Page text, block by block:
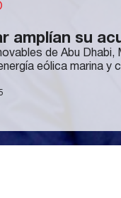
amplían su
de Abu
eólica marina